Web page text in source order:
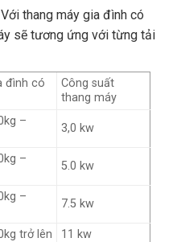
Với thang máy gia đình có
sẽ tương ứng với từng tải
đình có
Công suất
thang máy
–
3,0 kw
–
5.0 kw
–
7.5 kw
trở lên 11 kw